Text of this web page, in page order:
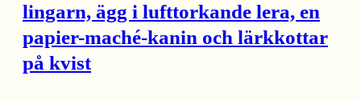
lingarn, ägg i lufttorkande lera, en
papier-maché-kanin och lärkkottar
på kvist